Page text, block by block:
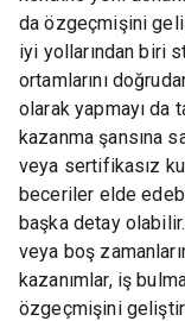
da özgeçmişini
iyi yollarından biri
ortamlarını
olarak yapmayı da
kazanma şansına
veya sertifikasız
beceriler elde
başka detay
veya boş
kazanımlar, iş
özgeçmişini